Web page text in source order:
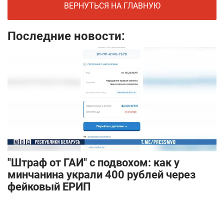
ВЕРНУТЬСЯ НА ГЛАВНУЮ
Последние новости:
"Штраф от ГАИ" с подвохом: как у
минчанина украли 400 рублей через
фейковый ЕРИП